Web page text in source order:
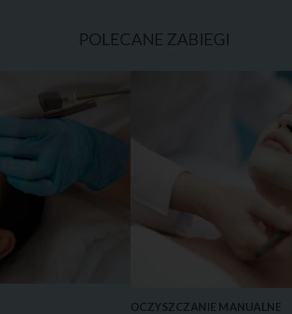
POLECANE ZABIEGI
OCZYSZCZANIE MANUALNE